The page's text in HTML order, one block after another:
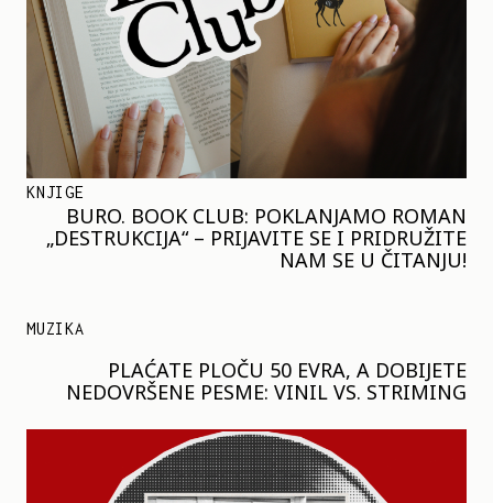
KNJIGE
BURO. BOOK CLUB: POKLANJAMO ROMAN
„DESTRUKCIJA“ – PRIJAVITE SE I PRIDRUŽITE
NAM SE U ČITANJU!
MUZIKA
PLAĆATE PLOČU 50 EVRA, A DOBIJETE
NEDOVRŠENE PESME: VINIL VS. STRIMING